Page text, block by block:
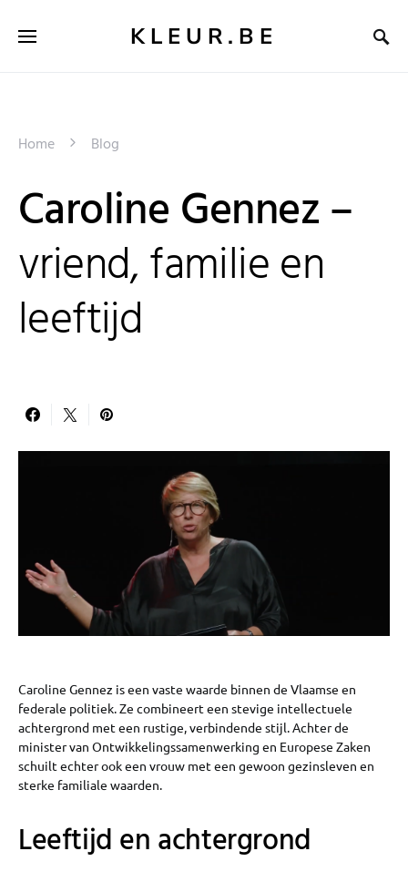
KLEUR.BE
Home Blog
Caroline Gennez –
vriend, familie en
leeftijd
Caroline Gennez is een vaste waarde binnen de Vlaamse en
federale politiek. Ze combineert een stevige intellectuele
achtergrond met een rustige, verbindende stijl. Achter de
minister van Ontwikkelingssamenwerking en Europese Zaken
schuilt echter ook een vrouw met een gewoon gezinsleven en
sterke familiale waarden.
Leeftijd en achtergrond